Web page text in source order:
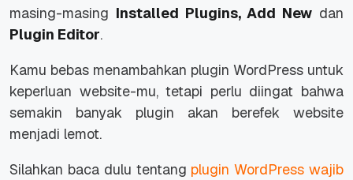
masing-masing Installed Plugins, Add New dan
Plugin Editor.
Kamu bebas menambahkan plugin WordPress untuk
keperluan website-mu, tetapi perlu diingat bahwa
semakin banyak plugin akan berefek website
menjadi lemot.
Silahkan baca dulu tentang plugin WordPress wajib